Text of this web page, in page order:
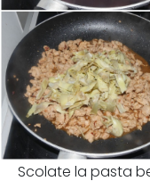
Scolate la pasta